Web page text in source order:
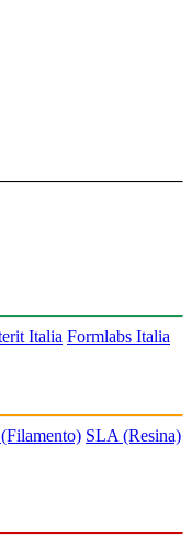
Italia Formlabs Italia
SLA (Resina)